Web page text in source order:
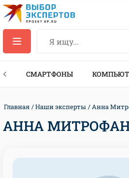
СМАРТФОНЫ
Главная Наши эксперты Анна
АННА